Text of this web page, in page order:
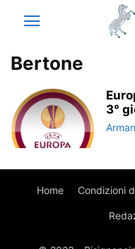
Bertone
3°
Home Condizioni